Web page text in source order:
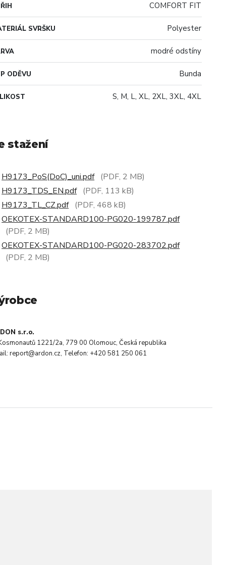
COMFORT FIT
SVRŠKU Polyester
modré odstíny
ODĚVU Bunda
S, M, L, XL, 2XL, 3XL, 4XL
stažení
H9173_PoS(DoC)_uni.pdf (PDF, 2 MB)
H9173_TDS_EN.pdf (PDF, 113 kB)
H9173_TL_CZ.pdf (PDF, 468 kB)
OEKOTEX-STANDARD100-PG020-199787.pdf
(PDF, 2 MB)
OEKOTEX-STANDARD100-PG020-283702.pdf
(PDF, 2 MB)
s.r.o.
1221/2a, 779 00 Olomouc, Česká republika
report@ardon.cz, Telefon: +420 581 250 061